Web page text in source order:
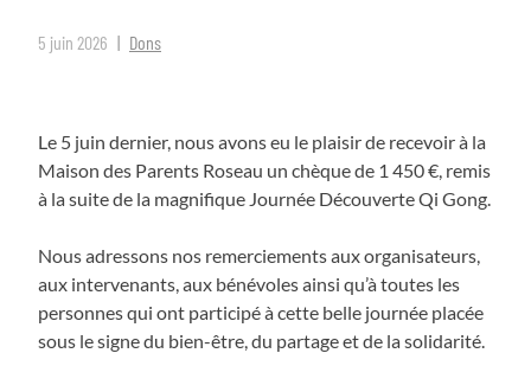
5 juin 2026 Dons
Le 5 juin dernier, nous avons eu le plaisir de recevoir à la
Maison des Parents Roseau un chèque de 1 450 €, remis
à la suite de la magnifique Journée Découverte Qi Gong.
Nous adressons nos remerciements aux organisateurs,
aux intervenants, aux bénévoles ainsi qu’à toutes les
personnes qui ont participé à cette belle journée placée
sous le signe du bien-être, du partage et de la solidarité.